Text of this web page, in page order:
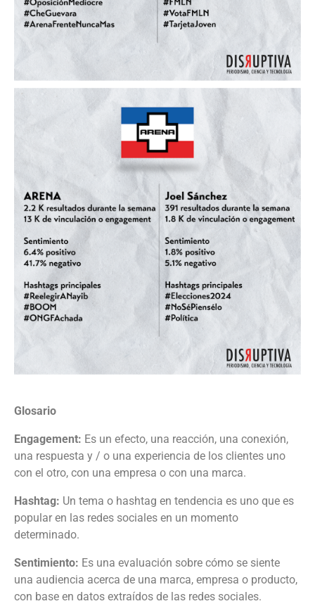
Glosario
Engagement: Es un efecto, una reacción, una conexión,
una respuesta y / o una experiencia de los clientes uno
con el otro, con una empresa o con una marca.
Hashtag: Un tema o hashtag en tendencia es uno que es
popular en las redes sociales en un momento
determinado.
Sentimiento: Es una evaluación sobre cómo se siente
una audiencia acerca de una marca, empresa o producto,
con base en datos extraídos de las redes sociales.